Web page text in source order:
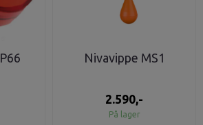
Nivavippe MS1
2.590,-
På lager